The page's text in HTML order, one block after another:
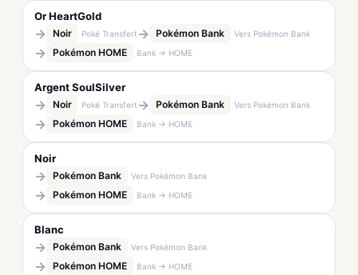
Or HeartGold
→ Noir Poké Transfert → Pokémon Bank Vers Pokémon Bank
→ Pokémon HOME Bank → HOME
Argent SoulSilver
→ Noir Poké Transfert → Pokémon Bank Vers Pokémon Bank
→ Pokémon HOME Bank → HOME
Noir
→ Pokémon Bank Vers Pokémon Bank
→ Pokémon HOME Bank → HOME
Blanc
→ Pokémon Bank Vers Pokémon Bank
→ Pokémon HOME Bank → HOME